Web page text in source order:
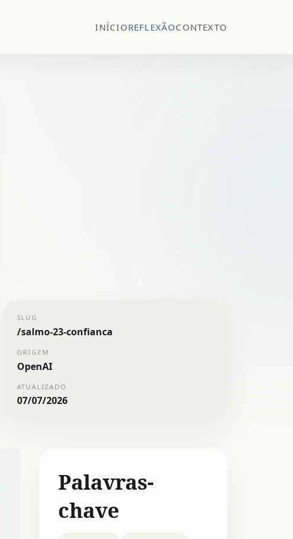
INÍCIOREFLEXÃOCONTEXTO
SLUG
/salmo-23-confianca
ORIGEM
OpenAI
ATUALIZADO
07/07/2026
Palavras-
chave